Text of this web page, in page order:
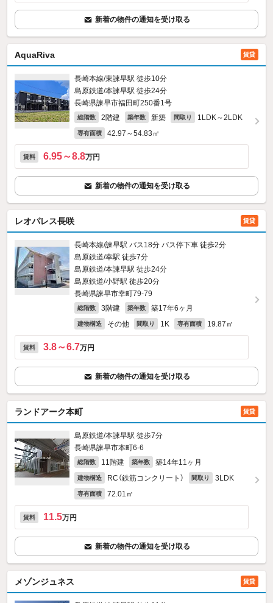
新着の物件の通知を受け取る
AquaRiva 賃貸
長崎本線/東諫早駅 徒歩10分
島原鉄道/本諫早駅 徒歩24分
長崎県諫早市福田町250番1号
総階数 2階建 築年数 新築 間取り 1LDK～2LDK
専有面積 42.97～54.83㎡
賃料 6.95～8.8万円
新着の物件の通知を受け取る
レオパレス長咲 賃貸
長崎本線/諫早駅 バス18分 バス停下車 徒歩2分
島原鉄道/幸駅 徒歩7分
島原鉄道/本諫早駅 徒歩24分
島原鉄道/小野駅 徒歩20分
長崎県諫早市幸町79-79
総階数 3階建 築年数 築17年6ヶ月
建物構造 その他 間取り 1K 専有面積 19.87㎡
賃料 3.8～6.7万円
新着の物件の通知を受け取る
ランドアーク本町 賃貸
島原鉄道/本諫早駅 徒歩7分
長崎県諫早市本町6-6
総階数 11階建 築年数 築14年11ヶ月
建物構造 RC（鉄筋コンクリート） 間取り 3LDK
専有面積 72.01㎡
賃料 11.5万円
新着の物件の通知を受け取る
メゾンジュネス 賃貸